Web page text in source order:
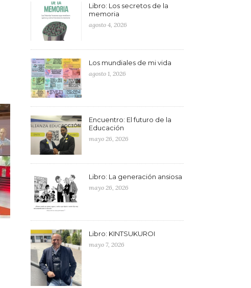
Libro: Los secretos de la
memoria
agosto 4, 2026
Los mundiales de mi vida
agosto 1, 2026
Encuentro: El futuro de la
Educación
mayo 26, 2026
Libro: La generación ansiosa
mayo 26, 2026
Libro: KINTSUKUROI
mayo 7, 2026